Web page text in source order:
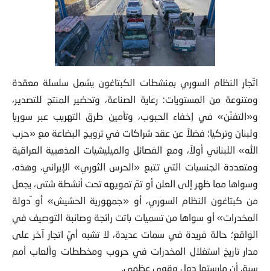
اتّجار النظام السوري بمنشطات الكبتاغون يشمل سلسلة معقدة
ومتنوعة من المستويات: رعاية الصناعة، وتحضير المنتج للتصدير،
و«التفنّن» في إخفاء الحبوب، وتأمين طرق التهريب عبر سوريا
ولبنان وتركيا؛ فضلاً عن عقد شراكات في ترويج البضاعة مع «حزب
الله» اللبناني أولاً، ومع الفصائل والميليشيات المذهبية العراقية
ومتعددة الجنسيات التي تتبع «الحرس الثوري» الإيراني. وهذه،
وسواها مما ظهر إلى العلن أو تمّ تمويهه تحت أنشطة شتى، يجعل
من كبتاغون النظام السوري، أو «جمهورية الحشيش» أو ّدولة
المخدرات» أو سواها من تسميات باتت رائجة وصائبة التوصيف في
الواقع؛ حالة فريدة في سمات عديدة، لا تشبه أيّ اتجار آخر على
مدار تاريخ استغلال المخدرات في حروب ومخططات وألعاب أمم
سبق أن مارستها دول وقوى عظمى.